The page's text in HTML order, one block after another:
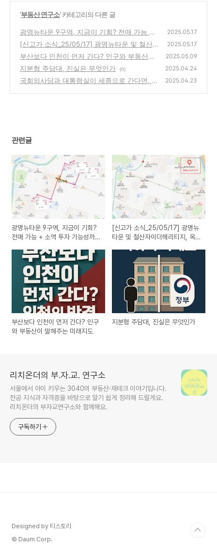
'부동산 연구소' 카테고리의 다른 글
광명뉴타운 9구역, 지금이 기회? 전매 가능 +
소액 투자 가능성까지!
(1)
2025.05.17
[신고가 소식_25/05/17] 광명뉴타운 및 철산
자이더헤리티지, 옥수파크힐스 등
(1)
2025.05.17
부산보다 인천이 먼저 간다? 인구와 부동산이
말해주는 미래지도
(0)
2025.05.09
지분형 주담대, 진실은 무엇인가 (0) 2025.04.24
국회의사당과 대통령실이 세종으로 간다면, 서
2025.04.23
관련글
광명뉴타운 9구역, 지금이 기회?
전매 가능 + 소액 투자 가능성까
[신고가 소식_25/05/17] 광명뉴
타운 및 철산자이더헤리티지, 옥
부산보다 인천이 먼저 간다? 인구
와 부동산이 말해주는 미래지도
지분형 주담대, 진실은 무엇인가
리치온더의 부.자.교. 연구소
서울에서 아이 키우는 3040의 부동산·재테크 이야기입니다.
전공 지식과 자격증을 바탕으로 알기 쉽게 정리해 드릴게요.
리치온더의 부자교연구소와 함께해요.
구독하기
Designed by 티스토리
© Daum Corp.